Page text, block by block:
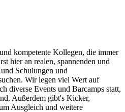
kompetente Kollegen, die immer
hier an realen, spannenden und
Schulungen und
Wir legen viel Wert auf
diverse Events und Barcamps statt,
Außerdem gibt's Kicker,
Ausgleich und weitere